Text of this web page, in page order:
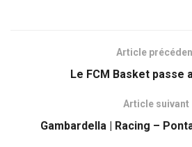
Article
Le FCM Basket passe
Article suivant
Gambardella | Racing –